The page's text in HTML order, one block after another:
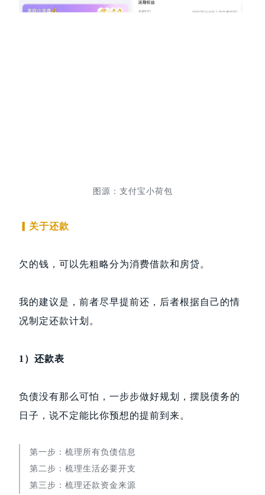
图源：支付宝小荷包
▎关于还款
欠的钱，可以先粗略分为消费借款和房贷。
我的建议是，前者尽早提前还，后者根据自己的情
况制定还款计划。
1）还款表
负债没有那么可怕，一步步做好规划，摆脱债务的
日子，说不定能比你预想的提前到来。
第一步：梳理所有负债信息
第二步：梳理生活必要开支
第三步：梳理还款资金来源